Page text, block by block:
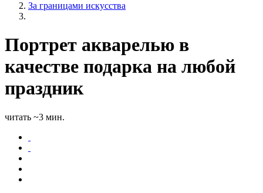
За границами искусства
Портрет акварелью в
качестве подарка на любой
праздник
читать ~3 мин.